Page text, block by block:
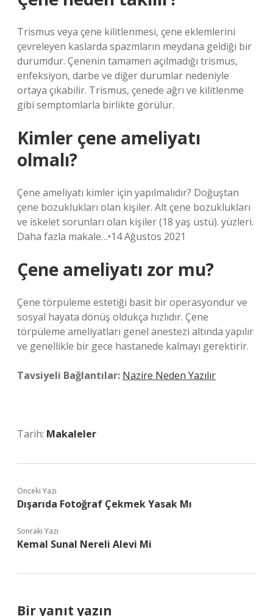
Trismus veya çene kilitlenmesi, çene eklemlerini
çevreleyen kaslarda spazmların meydana geldiği bir
durumdur. Çenenin tamamen açılmadığı trismus,
enfeksiyon, darbe ve diğer durumlar nedeniyle
ortaya çıkabilir. Trismus, çenede ağrı ve kilitlenme
gibi semptomlarla birlikte görülür.
Kimler çene ameliyatı
olmalı?
Çene ameliyatı kimler için yapılmalıdır? Doğuştan
çene bozuklukları olan kişiler. Alt çene bozuklukları
ve iskelet sorunları olan kişiler (18 yaş üstü). yüzleri.
Daha fazla makale…•14 Ağustos 2021
Çene ameliyatı zor mu?
Çene törpüleme estetiği basit bir operasyondur ve
sosyal hayata dönüş oldukça hızlıdır. Çene
törpüleme ameliyatları genel anestezi altında yapılır
ve genellikle bir gece hastanede kalmayı gerektirir.
Tavsiyeli Bağlantılar: Nazire Neden Yazılır
Tarih: Makaleler
Önceki Yazı
Dışarıda Fotoğraf Çekmek Yasak Mı
Sonraki Yazı
Kemal Sunal Nereli Alevi Mi
Bir yanıt yazın